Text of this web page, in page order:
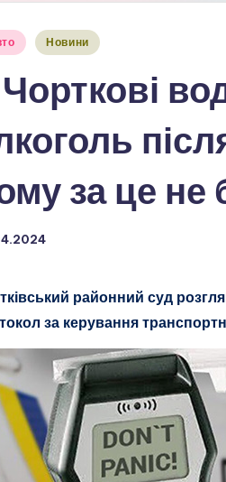
Новини
за це не
районний суд
за керування